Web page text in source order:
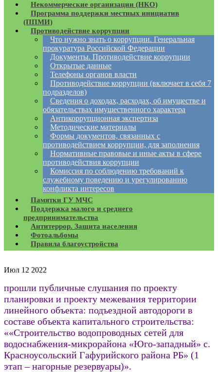
Некоммерческие организации (НКО)
Программа поддержки местных инициатив
(ППМИ)
Противодействие коррупции
Что нужно знать о коррупции. Генеральная
прокуратура Российской Федерации
Документы. Противодействие коррупции
Открытые данные
Телефоны органов власти
Противодействие коррупции (включает в себя 7
подразделов)
Сведения о доходах, расходах, об имуществе и
обязательствах имущественного характера
Антикоррупционная экспертиза
Методические материалы
Формы документов, связанных с
противодействием коррупции, для заполнения
Нормативные правовые и иные акты в сфере
противодействия коррупции
Комиссия по соблюдению требований к
служебному поведению и урегулированию
конфликта интересов
Памятки ГУ МЧС
Поддержка малого и среднего
предпринимательства
Антитеррор. Защита населения
Фотоальбомы
Правила благоустройства
Июл 12 2022
прошли публичные слушания по проекту
планировки и проекту межевания территории
линейного объекта: подъездной автодороги в
составе объекта капитального строительства:
««Строительство водопроводных сетей для
водоснабжения-микрорайона «Юго-западный» с.
Красноусольский Гафурийского района РБ» (1
этап – нагорные резервуары)».